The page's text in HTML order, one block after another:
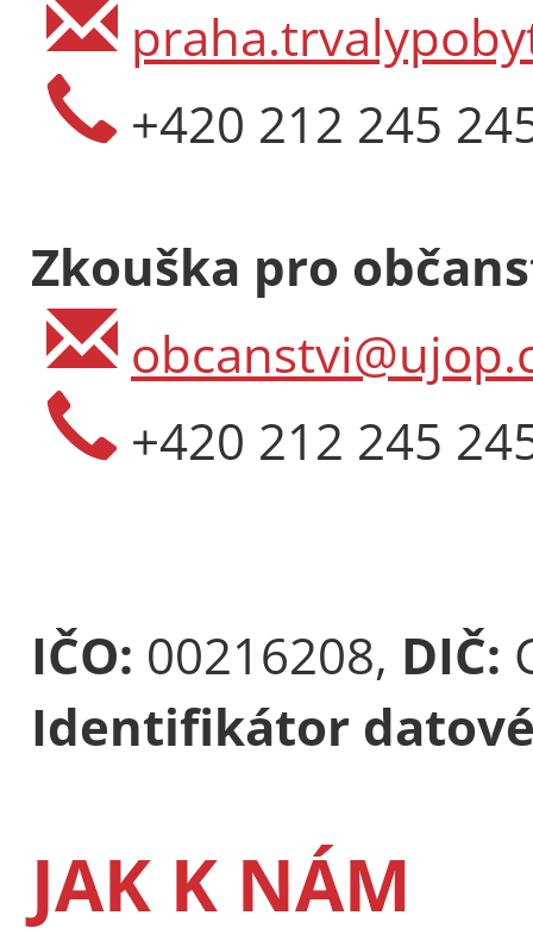
+420 212 245
Zkouška pro
+420 212 245
IČO: 00216208, DIČ:
Identifikátor
JAK K NÁM